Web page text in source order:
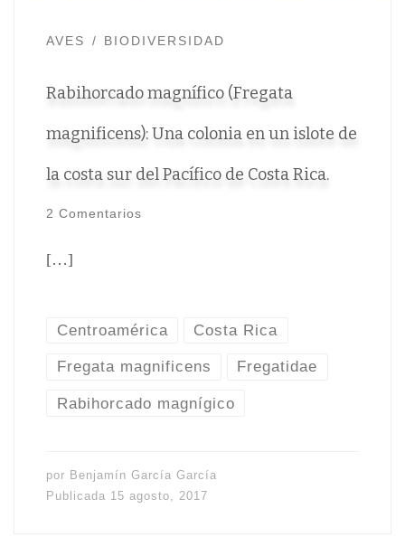
AVES BIODIVERSIDAD
Rabihorcado magnífico (Fregata
magnificens): Una colonia en un islote de
la costa sur del Pacífico de Costa Rica.
2 Comentarios
[…]
Centroamérica Costa Rica
Fregata magnificens Fregatidae
Rabihorcado magnígico
por Benjamín García García
Publicada 15 agosto, 2017